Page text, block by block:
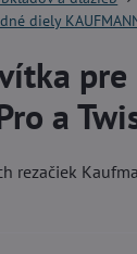
diely
pre
a
rezačiek